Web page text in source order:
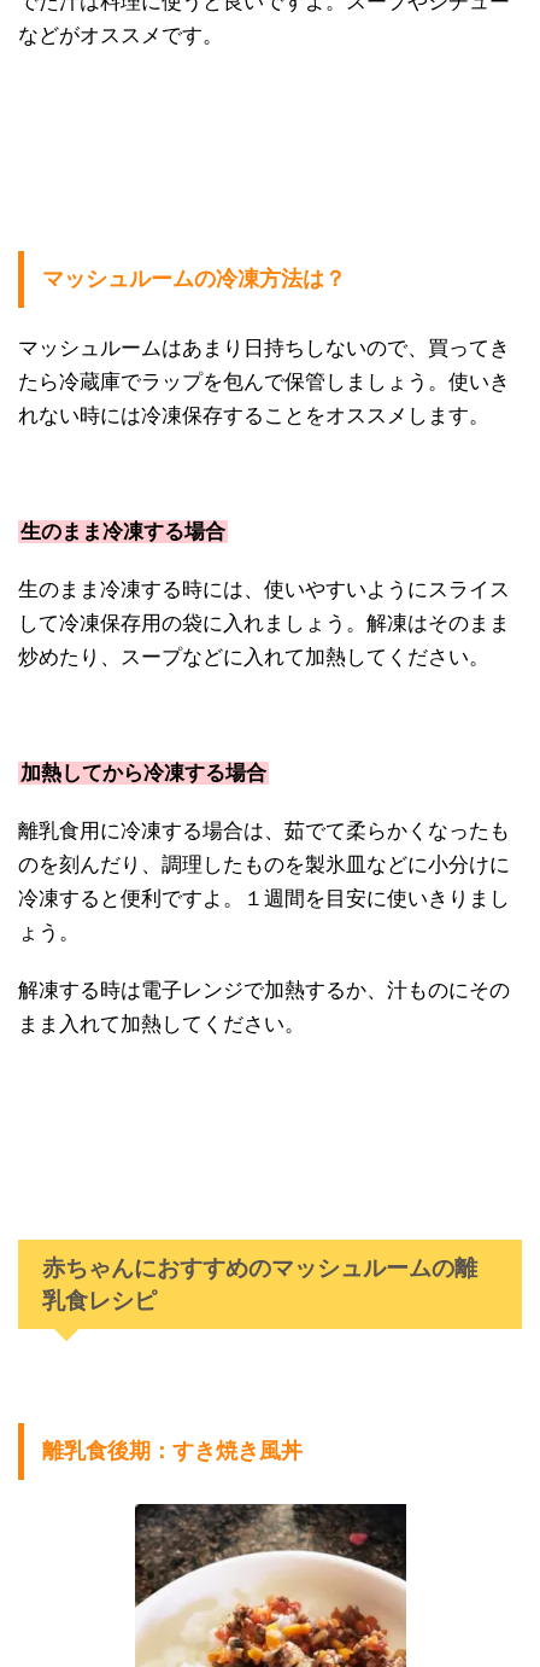
などがオススメです。
マッシュルームの冷凍方法は？
マッシュルームはあまり日持ちしないので、買ってき
たら冷蔵庫でラップを包んで保管しましょう。使いき
れない時には冷凍保存することをオススメします。
生のまま冷凍する場合
生のまま冷凍する時には、使いやすいようにスライス
して冷凍保存用の袋に入れましょう。解凍はそのまま
炒めたり、スープなどに入れて加熱してください。
加熱してから冷凍する場合
離乳食用に冷凍する場合は、茹でて柔らかくなったも
のを刻んだり、調理したものを製氷皿などに小分けに
冷凍すると便利ですよ。１週間を目安に使いきりまし
ょう。
解凍する時は電子レンジで加熱するか、汁ものにその
まま入れて加熱してください。
赤ちゃんにおすすめのマッシュルームの離
乳食レシピ
離乳食後期：すき焼き風丼